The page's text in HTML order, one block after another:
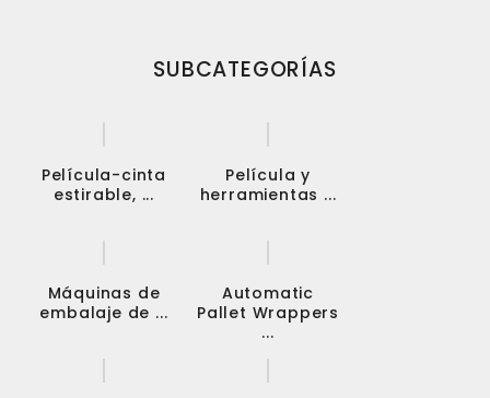
SUBCATEGORÍAS
Película-cinta
estirable, ...
Película y
herramientas ...
Máquinas de
embalaje de ...
Automatic
Pallet Wrappers
...